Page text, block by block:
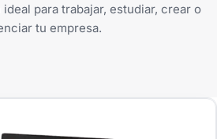
para trabajar, estudiar, crear o
tu empresa.